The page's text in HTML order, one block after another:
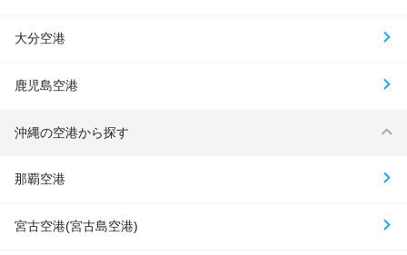
大分空港
鹿児島空港
沖縄の空港から探す
那覇空港
宮古空港(宮古島空港)